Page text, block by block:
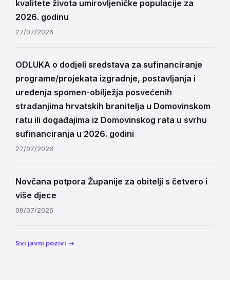
kvalitete života umirovljeničke populacije za
2026. godinu
27/07/2026
ODLUKA o dodjeli sredstava za sufinanciranje
programe/projekata izgradnje, postavljanja i
uređenja spomen-obilježja posvećenih
stradanjima hrvatskih branitelja u Domovinskom
ratu ili događajima iz Domovinskog rata u svrhu
sufinanciranja u 2026. godini
27/07/2026
Novčana potpora Županije za obitelji s četvero i
više djece
09/07/2026
Svi javni pozivi